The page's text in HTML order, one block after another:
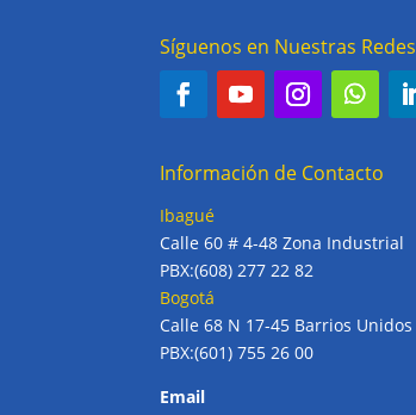
Síguenos en Nuestras Redes
Información de Contacto
Ibagué
Calle 60 # 4-48 Zona Industrial
PBX:(608) 277 22 82
Bogotá
Calle 68 N 17-45 Barrios Unidos
PBX:(601) 755 26 00
Email